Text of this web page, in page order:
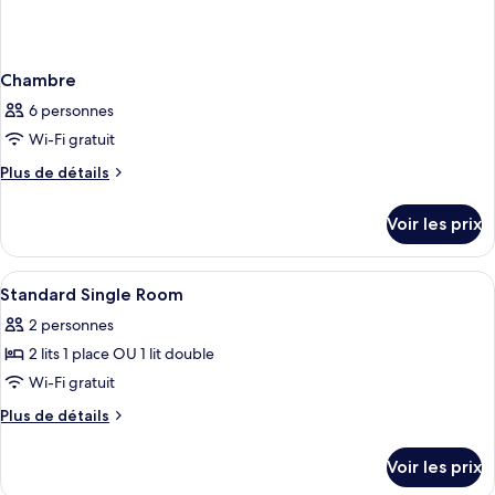
Chambre
6 personnes
Wi-Fi gratuit
Plus de détails
Plus
le
type
de
Chambre
Voir les prix
Afficher
toutes
les
photos
pour
ce
chambre :
Rideaux occultants, chambres
5
Standard Single Room
2 personnes
2 lits 1 place OU 1 lit double
Wi-Fi gratuit
Plus de détails
Plus
Voir les prix